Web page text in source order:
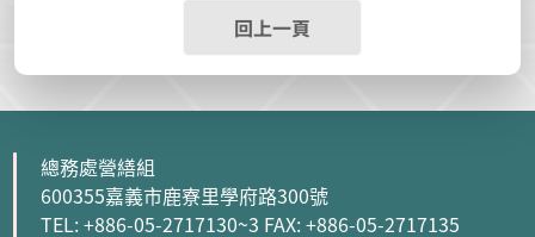
回上一頁
總務處營繕組
600355嘉義市鹿寮里學府路300號
TEL: +886-05-2717130~3 FAX: +886-05-2717135